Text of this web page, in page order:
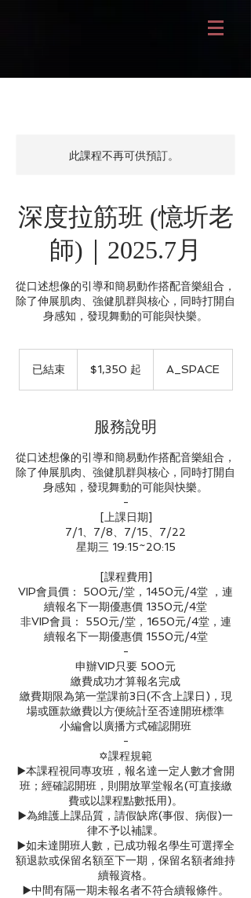
此課程不再可供預訂。
深度拉筋班 (憶圻老
師)｜2025.7月
從口述想像的引導和簡易動作搭配音樂組合，
除了伸展肌肉、強健肌群與核心，同時打開自
身感知，發現舞動的可能與快樂。
已結束已
$1,350 起 A_SPACE
服務說明
從口述想像的引導和簡易動作搭配音樂組合，
除了伸展肌肉、強健肌群與核心，同時打開自
身感知，發現舞動的可能與快樂。
-
[上課日期]
7/1、7/8、7/15、7/22
星期三 19:15~20:15
[課程費用]
VIP會員價： 500元/堂，1450元/4堂 ，連
續報名下一期優惠價 1350元/4堂
非VIP會員： 550元/堂，1650元/4堂，連
續報名下一期優惠價 1550元/4堂
-
申辦VIP只要 500元
繳費成功才算報名完成
繳費期限為第一堂課前3日(不含上課日)，現
場或匯款繳費以方便統計至否達開班標準
小編會以廣播方式確認開班
-
✡️課程規範
▶️本課程視同專攻班，報名達一定人數才會開
班；經確認開班，則開放單堂報名(可直接繳
費或以課程點數抵用)。
▶️為維護上課品質，請假缺席(事假、病假)一
律不予以補課。
▶️如未達開班人數，已成功報名學生可選擇全
額退款或保留名額至下一期，保留名額者維持
續報資格。
▶️中間有隔一期未報名者不符合續報條件。